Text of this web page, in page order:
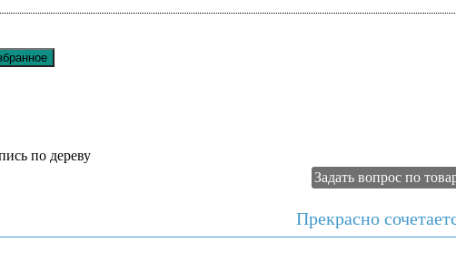
по дереву
Задать вопрос по
Прекрасно